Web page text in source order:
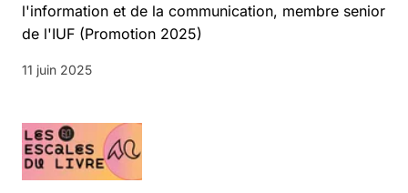
l'information et de la communication, membre senior
de l'IUF (Promotion 2025)
11 juin 2025